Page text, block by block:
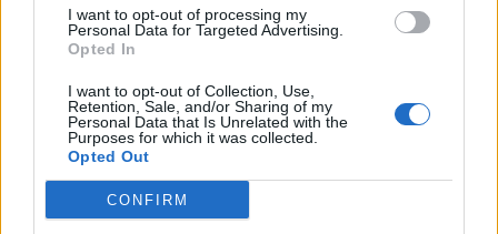
I want to opt-out of processing my
Personal Data for Targeted Advertising.
Opted In
I want to opt-out of Collection, Use,
Retention, Sale, and/or Sharing of my
Personal Data that Is Unrelated with the
Purposes for which it was collected.
Opted Out
CONFIRM
MATKAILU
Finnairin lennoista osan lentää
jatkossa toinen lentoyhtiö –
matkustajille tärkeä rajoitus